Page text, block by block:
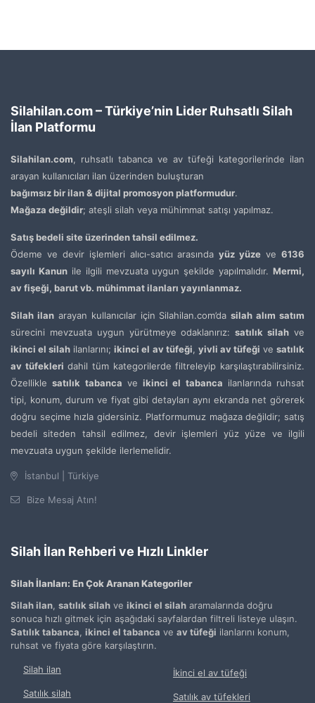
Silahilan.com – Türkiye’nin Lider Ruhsatlı Silah
İlan Platformu
Silahilan.com, ruhsatlı tabanca ve av tüfeği kategorilerinde ilan
arayan kullanıcıları ilan üzerinden buluşturan
bağımsız bir ilan & dijital promosyon platformudur.
Mağaza değildir; ateşli silah veya mühimmat satışı yapılmaz.
Satış bedeli site üzerinden tahsil edilmez.
Ödeme ve devir işlemleri alıcı-satıcı arasındayüz yüze ve6136
sayılı Kanunile ilgili mevzuata uygun şekilde yapılmalıdır. Mermi,
av fişeği, barut vb. mühimmat ilanları yayınlanmaz.
Silah ilanarayan kullanıcılar için Silahilan.com’dasilah alım satım
sürecini mevzuata uygun yürütmeye odaklanırız:satılık silah ve
ikinci el silah ilanlarını;ikinci el av tüfeği, yivli av tüfeği vesatılık
av tüfekleri dahil tüm kategorilerde filtreleyip karşılaştırabilirsiniz.
Özelliklesatılık tabanca ve ikinci el tabanca ilanlarında ruhsat
tipi, konum, durum ve fiyat gibi detayları aynı ekranda net görerek
doğru seçime hızla gidersiniz. Platformumuz mağaza değildir; satış
bedeli siteden tahsil edilmez, devir işlemleri yüz yüze ve ilgili
mevzuata uygun şekilde ilerlemelidir.
İstanbul | Türkiye
Bize Mesaj Atın!
Silah İlan Rehberi ve Hızlı Linkler
Silah İlanları: En Çok Aranan Kategoriler
Silah ilan satılık silah ve ikinci el silah aramalarında doğru
sonuca hızlı gitmek için aşağıdaki sayfalardan filtreli listeye ulaşın.
Satılık tabanca ikinci el tabanca ve av tüfeği ilanlarını konum,
ruhsat ve fiyata göre karşılaştırın.
Silah ilan
Satılık silah
İkinci el av tüfeği
Satılık av tüfekleri